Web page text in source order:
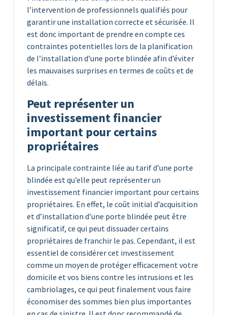
l’intervention de professionnels qualifiés pour
garantir une installation correcte et sécurisée. Il
est donc important de prendre en compte ces
contraintes potentielles lors de la planification
de l’installation d’une porte blindée afin d’éviter
les mauvaises surprises en termes de coûts et de
délais.
Peut représenter un
investissement financier
important pour certains
propriétaires
La principale contrainte liée au tarif d’une porte
blindée est qu’elle peut représenter un
investissement financier important pour certains
propriétaires. En effet, le coût initial d’acquisition
et d’installation d’une porte blindée peut être
significatif, ce qui peut dissuader certains
propriétaires de franchir le pas. Cependant, il est
essentiel de considérer cet investissement
comme un moyen de protéger efficacement votre
domicile et vos biens contre les intrusions et les
cambriolages, ce qui peut finalement vous faire
économiser des sommes bien plus importantes